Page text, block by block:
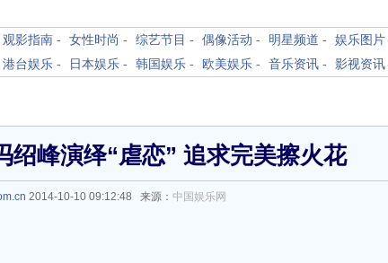
观影指南 - 女性时尚 - 综艺节目 - 偶像活动 - 明星频道 - 娱乐图片
港台娱乐 - 日本娱乐 - 韩国娱乐 - 欧美娱乐 - 音乐资讯 - 影视资讯
绍峰演绎“虐恋” 追求完美擦火花
2014-10-10 09:12:48 来源： 中国娱乐网